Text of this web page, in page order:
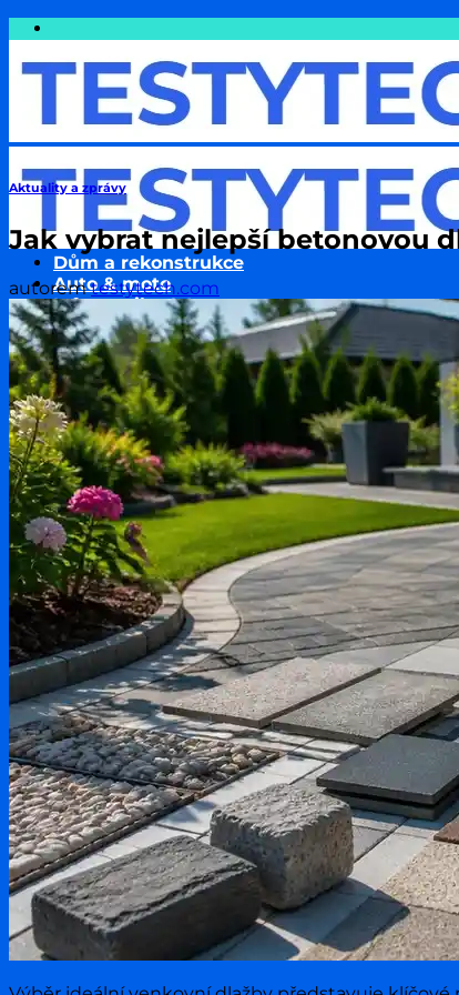
Přeskočit
obsah
Dům a rekonstrukce
Auto & moto
Informatika & Internet
Cestování
Finance a Peníze
Podnikání & Technologie
Pojištění
Sport
Zdraví a wellness
Životní styl
Zvířata & jejich chov
Rodina a děti
Testování produktů
Aktuality & zprávy
Aktuality a zprávy
Jak vybrat nejlepší betonovou
autoremtestytech.com